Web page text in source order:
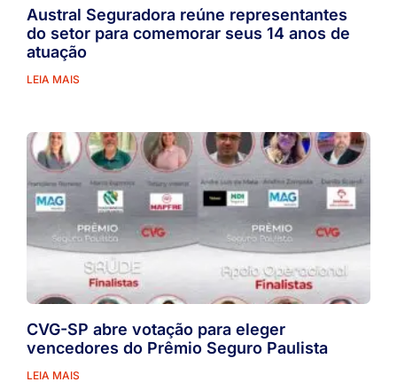
Austral Seguradora reúne representantes
do setor para comemorar seus 14 anos de
atuação
LEIA MAIS
CVG-SP abre votação para eleger
vencedores do Prêmio Seguro Paulista
LEIA MAIS